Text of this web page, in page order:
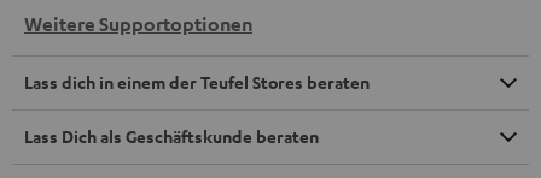
Weitere Supportoptionen
Lass dich in einem der Teufel Stores beraten
Lass Dich als Geschäftskunde beraten